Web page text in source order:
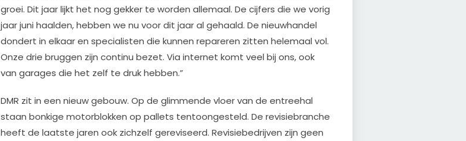
groei. Dit jaar lijkt het nog gekker te worden allemaal. De cijfers die we vorig
jaar juni haalden, hebben we nu voor dit jaar al gehaald. De nieuwhandel
dondert in elkaar en specialisten die kunnen repareren zitten helemaal vol.
Onze drie bruggen zijn continu bezet. Via internet komt veel bij ons, ook
van garages die het zelf te druk hebben.”
DMR zit in een nieuw gebouw. Op de glimmende vloer van de entreehal
staan bonkige motorblokken op pallets tentoongesteld. De revisiebranche
heeft de laatste jaren ook zichzelf gereviseerd. Revisiebedrijven zijn geen